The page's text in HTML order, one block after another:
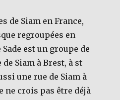
de Siam en France,
regroupées en
est un groupe de
Siam à Brest, à st
une rue de Siam à
ne crois pas être déjà